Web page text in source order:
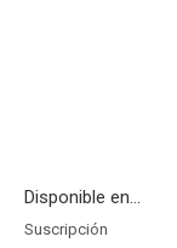
Disponible en...
Suscripción